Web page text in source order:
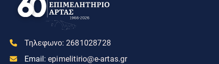
Τηλεφωνο: 2681028728
Email: epimelitirio@e-artas.gr